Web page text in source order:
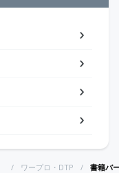
ワープロ・DTP 書籍バ